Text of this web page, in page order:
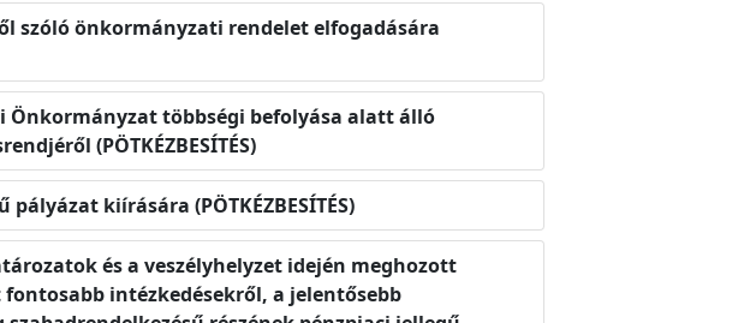
szóló önkormányzati rendelet elfogadására
Önkormányzat többségi befolyása alatt álló
(PÖTKÉZBESÍTÉS)
kiírására (PÖTKÉZBESÍTÉS)
és a veszélyhelyzet idején meghozott
intézkedésekről, a jelentősebb